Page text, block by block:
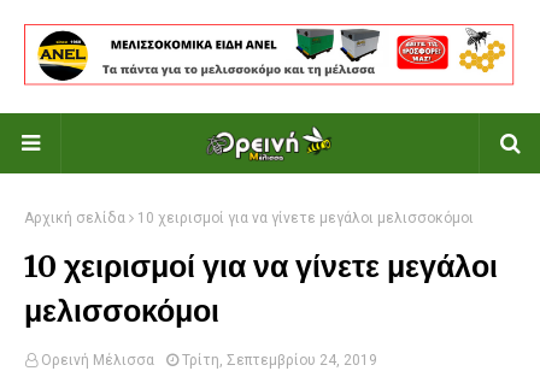
Αρχική σελίδα 10 χειρισμοί για να γίνετε μεγάλοι μελισσοκόμοι
10 χειρισμοί για να γίνετε μεγάλοι
μελισσοκόμοι
Ορεινή Μέλισσα Τρίτη, Σεπτεμβρίου 24, 2019